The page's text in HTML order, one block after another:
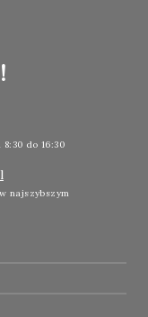
do 16:30
najszybszym